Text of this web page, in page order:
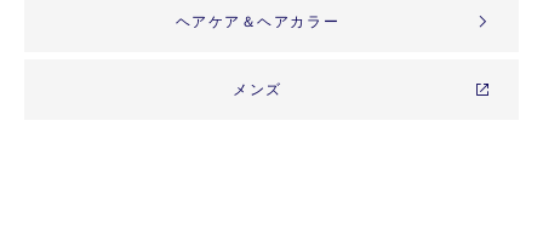
ヘアケア＆ヘアカラー
メンズ